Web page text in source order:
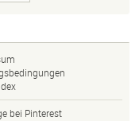
bei Pinterest